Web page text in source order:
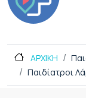
ΑΡΧΙΚΗ
Παιδίατροι